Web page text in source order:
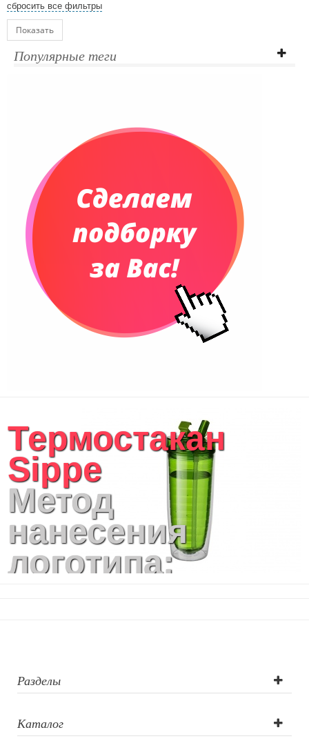
сбросить все фильтры
Показать
Популярные теги
Термостакан
Sippe
Метод
нанесения
логотипа:
Разделы
Каталог